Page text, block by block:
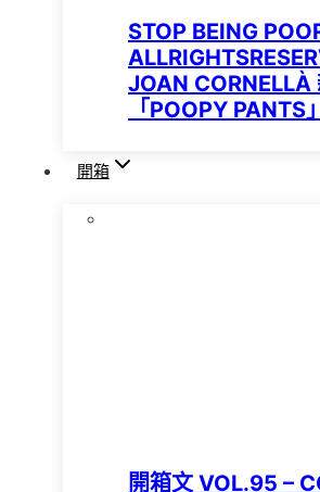
STOP BEING
JOAN CORNELLÀ
「POOPY PANTS」
開箱
開箱文 VOL.95 –